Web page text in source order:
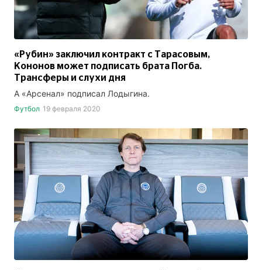
«Рубин» заключил контракт с Тарасовым,
Кононов может подписать брата Погба.
Трансферы и слухи дня
А «Арсенал» подписал Лодыгина.
Футбол 19 февраля 2020